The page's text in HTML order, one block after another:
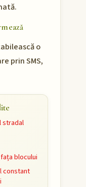
o
prin SMS,
stradal
blocului
constant